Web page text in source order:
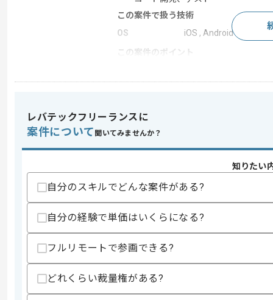
この案件で扱う技術
OS
iOS , Android
この案件のポイント
求めるスキル
・SwiftやKotlin、Javaを用いたモバイ
・Webサービスの設計開発経験3年以上
・サーバーサイド開発経験
・3名以上のチーム開発経験
・コードレビュー、設計レビューの経験
・アジャイル開発の知見
・NewRelicを用いたAlertチェックと改
レバテックフリーランスに
案件について 聞いてみませんか？
知りたい
自分のスキルでどんな案件がある?
自分の経験で単価はいくらになる?
フルリモートで参画できる?
どれくらい裁量権がある?